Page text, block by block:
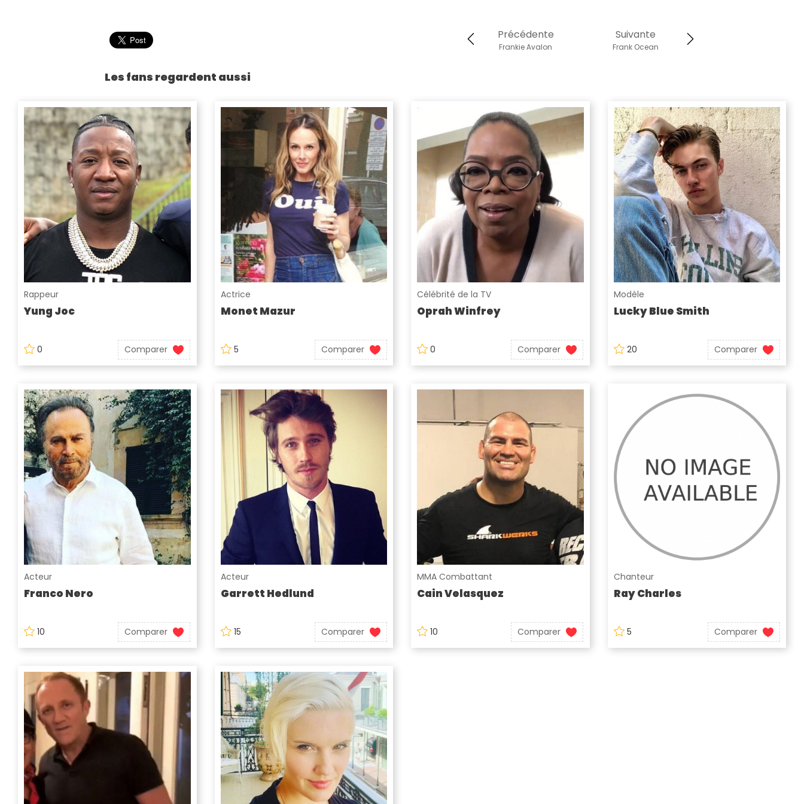
Suivante
Frank Ocean
Précédente
Frankie Avalon
Les fans regardent aussi
Rappeur
Yung Joc
0 Comparer
Actrice
Monet Mazur
5 Comparer
Célébrité de la TV
Oprah Winfrey
0 Comparer
Modèle
Lucky Blue Smith
20 Comparer
Acteur
Franco Nero
10 Comparer
Acteur
Garrett Hedlund
15 Comparer
MMA Combattant
Cain Velasquez
10 Comparer
Chanteur
Ray Charles
5 Comparer